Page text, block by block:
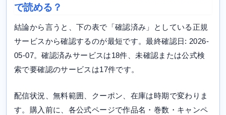
で読める？
結論から言うと、下の表で「確認済み」としている正規
サービスから確認するのが最短です。最終確認日: 2026-
05-07。確認済みサービスは18件、未確認または公式検
索で要確認のサービスは17件です。
配信状況、無料範囲、クーポン、在庫は時期で変わりま
す。購入前に、各公式ページで作品名・巻数・キャンペ